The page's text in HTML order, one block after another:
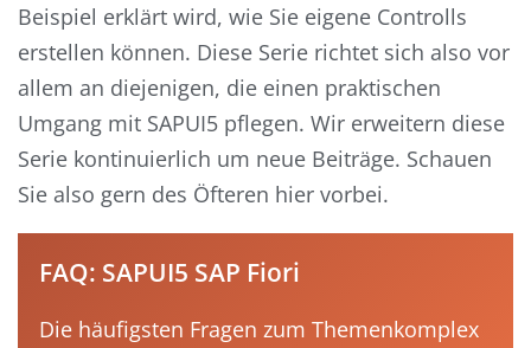
Beispiel erklärt wird, wie Sie eigene Controlls
erstellen können. Diese Serie richtet sich also vor
allem an diejenigen, die einen praktischen
Umgang mit SAPUI5 pflegen. Wir erweitern diese
Serie kontinuierlich um neue Beiträge. Schauen
Sie also gern des Öfteren hier vorbei.
FAQ: SAPUI5 SAP Fiori
Die häufigsten Fragen zum Themenkomplex